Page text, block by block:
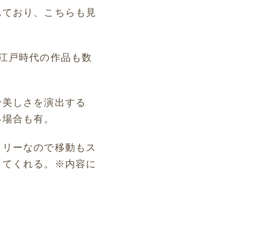
おり、こちらも見
戸時代の作品も数
しさを演出する
合も有。
ーなので移動もス
てくれる。※内容に